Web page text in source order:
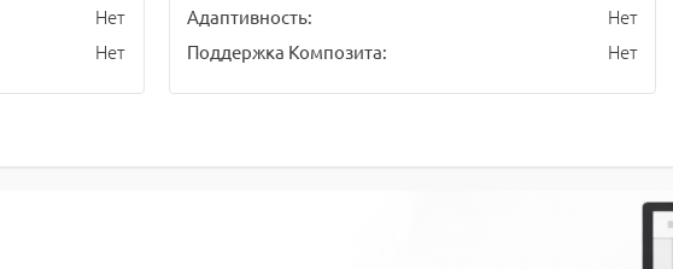
Нет
Нет
Адаптивность: Нет
Поддержка Композита: Нет